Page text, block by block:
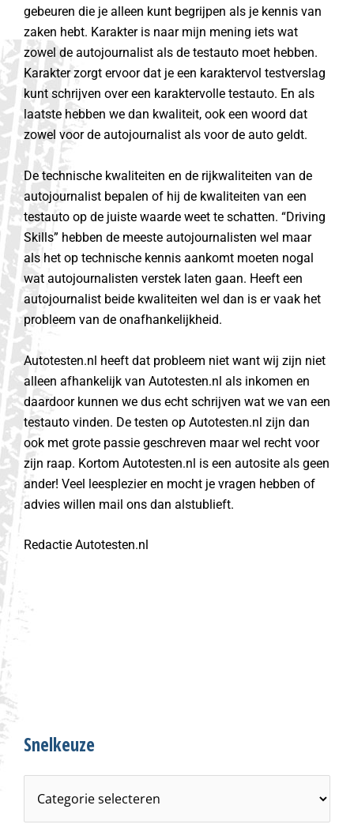
gebeuren die je alleen kunt begrijpen als je kennis van
zaken hebt. Karakter is naar mijn mening iets wat
zowel de autojournalist als de testauto moet hebben.
Karakter zorgt ervoor dat je een karaktervol testverslag
kunt schrijven over een karaktervolle testauto. En als
laatste hebben we dan kwaliteit, ook een woord dat
zowel voor de autojournalist als voor de auto geldt.
De technische kwaliteiten en de rijkwaliteiten van de
autojournalist bepalen of hij de kwaliteiten van een
testauto op de juiste waarde weet te schatten. “Driving
Skills” hebben de meeste autojournalisten wel maar
als het op technische kennis aankomt moeten nogal
wat autojournalisten verstek laten gaan. Heeft een
autojournalist beide kwaliteiten wel dan is er vaak het
probleem van de onafhankelijkheid.
Autotesten.nl heeft dat probleem niet want wij zijn niet
alleen afhankelijk van Autotesten.nl als inkomen en
daardoor kunnen we dus echt schrijven wat we van een
testauto vinden. De testen op Autotesten.nl zijn dan
ook met grote passie geschreven maar wel recht voor
zijn raap. Kortom Autotesten.nl is een autosite als geen
ander! Veel leesplezier en mocht je vragen hebben of
advies willen mail ons dan alstublieft.
Redactie Autotesten.nl
Snelkeuze
S
l